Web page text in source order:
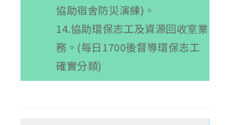
協助宿舍防災演練)。
14.協助環保志工及資源回收室業
務。(每日1700後督導環保志工
確實分類)